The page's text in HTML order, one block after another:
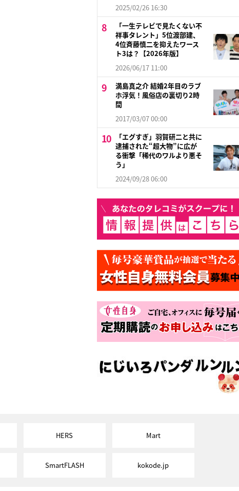
2025/02/26 16:30
「一生テレビで見たくない不
祥事タレント」5位渡部建、
4位斉藤慎二を抑えたワース
ト3は？【2026年版】
2026/06/17 11:00
満島真之介 結婚2年目のラブ
ホ浮気！風俗店の裏切り2時
間
2017/03/07 00:00
「エグすぎ」羽賀研二と共に
逮捕された“超大物”に広が
る衝撃「稀代のワルより悪そ
う」
2024/09/28 06:00
HERS Mart
SmartFLASH kokode.jp